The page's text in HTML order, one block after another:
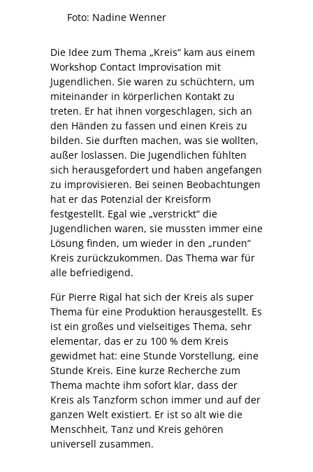
Foto: Nadine Wenner
Die Idee zum Thema „Kreis“ kam aus einem
Workshop Contact Improvisation mit
Jugendlichen. Sie waren zu schüchtern, um
miteinander in körperlichen Kontakt zu
treten. Er hat ihnen vorgeschlagen, sich an
den Händen zu fassen und einen Kreis zu
bilden. Sie durften machen, was sie wollten,
außer loslassen. Die Jugendlichen fühlten
sich herausgefordert und haben angefangen
zu improvisieren. Bei seinen Beobachtungen
hat er das Potenzial der Kreisform
festgestellt. Egal wie „verstrickt“ die
Jugendlichen waren, sie mussten immer eine
Lösung finden, um wieder in den „runden“
Kreis zurückzukommen. Das Thema war für
alle befriedigend.
Für Pierre Rigal hat sich der Kreis als super
Thema für eine Produktion herausgestellt. Es
ist ein großes und vielseitiges Thema, sehr
elementar, das er zu 100 % dem Kreis
gewidmet hat: eine Stunde Vorstellung, eine
Stunde Kreis. Eine kurze Recherche zum
Thema machte ihm sofort klar, dass der
Kreis als Tanzform schon immer und auf der
ganzen Welt existiert. Er ist so alt wie die
Menschheit, Tanz und Kreis gehören
universell zusammen.